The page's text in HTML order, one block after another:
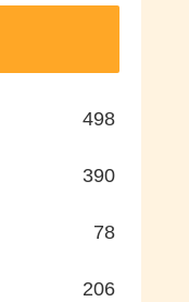
498
390
78
206